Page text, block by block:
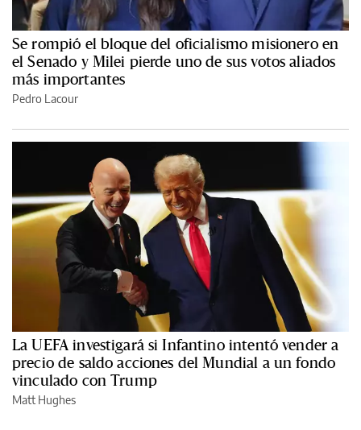
Se rompió el bloque del oficialismo misionero en
el Senado y Milei pierde uno de sus votos aliados
más importantes
Pedro Lacour
La UEFA investigará si Infantino intentó vender a
precio de saldo acciones del Mundial a un fondo
vinculado con Trump
Matt Hughes